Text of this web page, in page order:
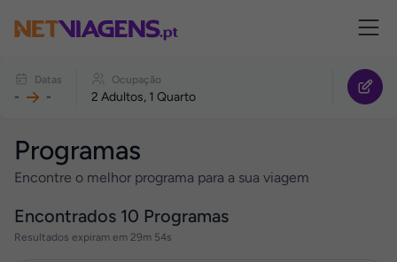
Datas
- -
Ocupação
2 Adultos, 1 Quarto
Programas
Encontre o melhor programa para a sua viagem
Encontrados 10 Programas
Resultados expiram em 29m 53s